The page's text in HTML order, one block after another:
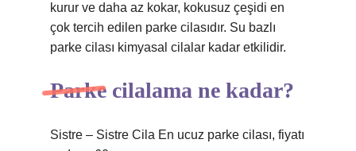
kurur ve daha az kokar, kokusuz çeşidi en
çok tercih edilen parke cilasıdır. Su bazlı
parke cilası kimyasal cilalar kadar etkilidir.
Parke cilalama ne kadar?
Sistre – Sistre Cila En ucuz parke cilası, fiyatı